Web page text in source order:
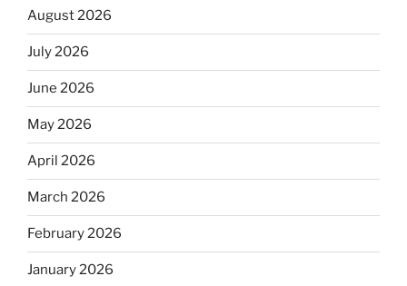
August 2026
July 2026
June 2026
May 2026
April 2026
March 2026
February 2026
January 2026